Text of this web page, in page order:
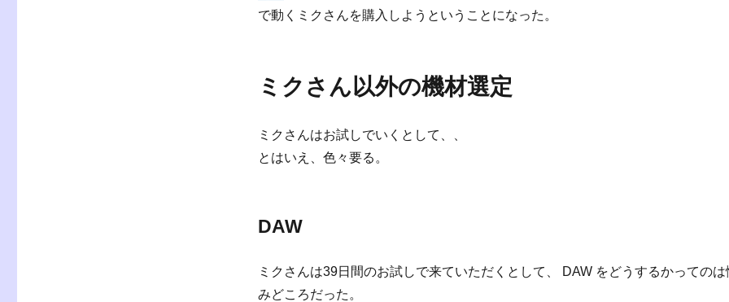
で動くミクさんを購入しようということになった。
ミクさん以外の機材選定
ミクさんはお試しでいくとして、、
とはいえ、色々要る。
DAW
ミクさんは39日間のお試しで来ていただくとして、 DAW をどうするかってのは
みどころだった。